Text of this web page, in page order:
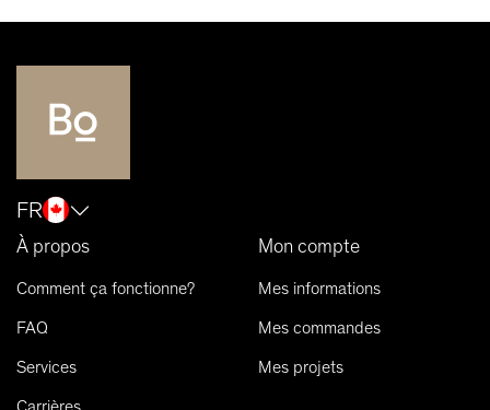
FR
À propos
Comment ça fonctionne?
FAQ
Services
Mon compte
Mes informations
Mes commandes
Mes projets